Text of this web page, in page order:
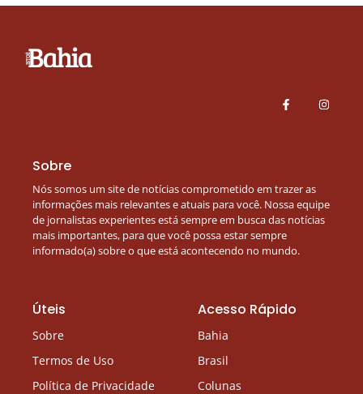
Sobre
Nós somos um site de notícias comprometido em trazer as
informações mais relevantes e atuais para você. Nossa equipe
de jornalistas experientes está sempre em busca das notícias
mais importantes, para que você possa estar sempre
informado(a) sobre o que está acontecendo no mundo.
Úteis
Sobre
Termos de Uso
Política de Privacidade
Acesso Rápido
Bahia
Brasil
Colunas